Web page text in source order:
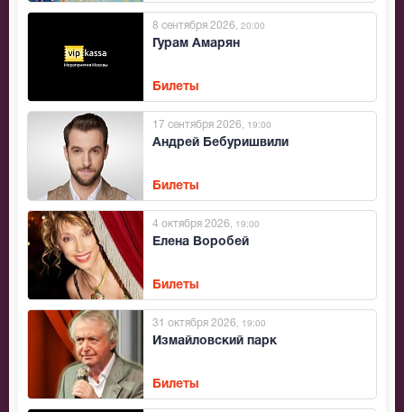
Гурам Амарян
8 сентября 2026 , 20:00
Билеты
Андрей Бебуришвили
17 сентября 2026 , 19:00
Билеты
Елена Воробей
4 октября 2026 , 19:00
Билеты
Измайловский парк
31 октября 2026 , 19:00
Билеты